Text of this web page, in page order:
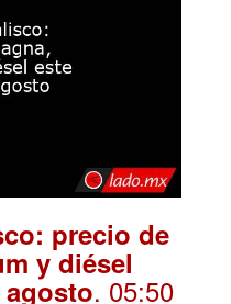
precio de
y diésel
. 05:50